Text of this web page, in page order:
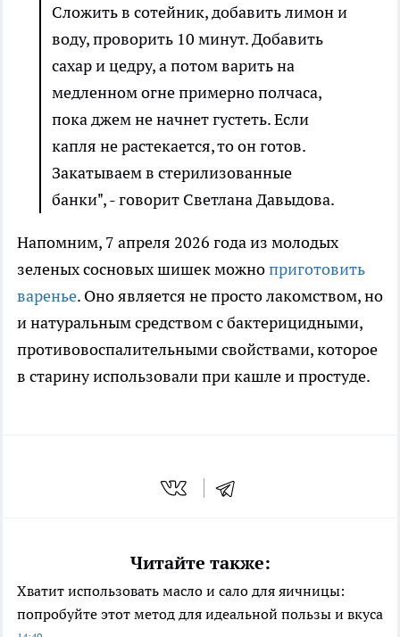
Сложить в сотейник, добавить лимон и
воду, проворить 10 минут. Добавить
сахар и цедру, а потом варить на
медленном огне примерно полчаса,
пока джем не начнет густеть. Если
капля не растекается, то он готов.
Закатываем в стерилизованные
банки", - говорит Светлана Давыдова.
Напомним, 7 апреля 2026 года из молодых
зеленых сосновых шишек можноприготовить
варенье. Оно является не просто лакомством, но
и натуральным средством с бактерицидными,
противовоспалительными свойствами, которое
в старину использовали при кашле и простуде.
Читайте также:
Хватит использовать масло и сало для яичницы:
попробуйте этот метод для идеальной пользы и вкуса